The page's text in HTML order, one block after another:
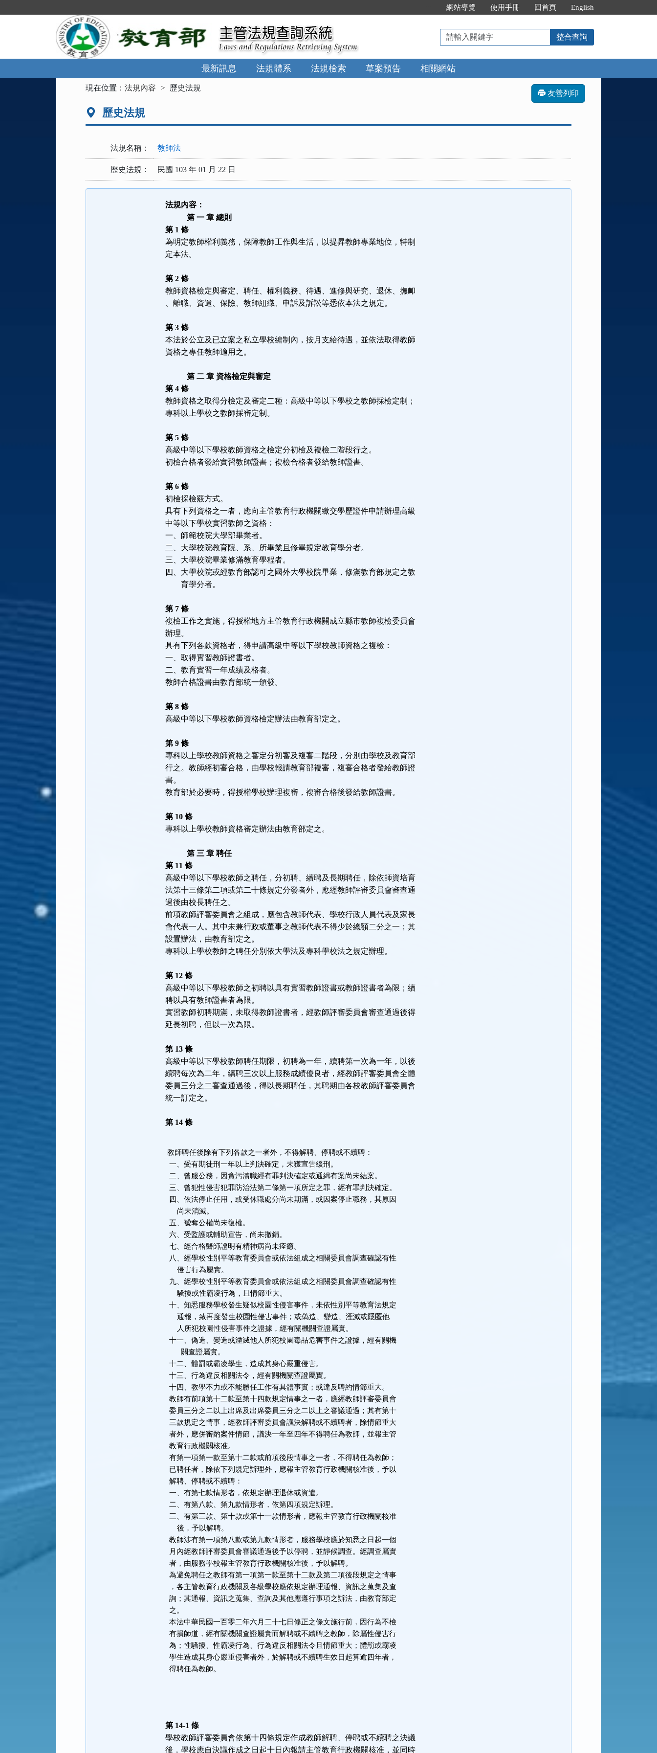
到
網站導覽 使用手冊 回首頁 English
請
輸
入
關
鍵
整合查詢
最新訊息 法規體系 法規檢索 草案預告 相關網站
現在位置：法規內容 歷史法規
友善列印
歷史法規
法規名稱： 教師法
歷史法規： 民國 103 年 01 月 22 日
法規內容：
第 一 章 總則
第 1 條
為明定教師權利義務，保障教師工作與生活，以提昇教師專業地位，特制
定本法。
第 2 條
教師資格檢定與審定、聘任、權利義務、待遇、進修與研究、退休、撫卹
、離職、資遣、保險、教師組織、申訴及訴訟等悉依本法之規定。
第 3 條
本法於公立及已立案之私立學校編制內，按月支給待遇，並依法取得教師
資格之專任教師適用之。
第 二 章 資格檢定與審定
第 4 條
教師資格之取得分檢定及審定二種：高級中等以下學校之教師採檢定制；
專科以上學校之教師採審定制。
第 5 條
高級中等以下學校教師資格之檢定分初檢及複檢二階段行之。
初檢合格者發給實習教師證書；複檢合格者發給教師證書。
第 6 條
初檢採檢覈方式。
具有下列資格之一者，應向主管教育行政機關繳交學歷證件申請辦理高級
中等以下學校實習教師之資格：
一、師範校院大學部畢業者。
二、大學校院教育院、系、所畢業且修畢規定教育學分者。
三、大學校院畢業修滿教育學程者。
四、大學校院或經教育部認可之國外大學校院畢業，修滿教育部規定之教
育學分者。
第 7 條
複檢工作之實施，得授權地方主管教育行政機關成立縣市教師複檢委員會
辦理。
具有下列各款資格者，得申請高級中等以下學校教師資格之複檢：
一、取得實習教師證書者。
二、教育實習一年成績及格者。
教師合格證書由教育部統一頒發。
第 8 條
高級中等以下學校教師資格檢定辦法由教育部定之。
第 9 條
專科以上學校教師資格之審定分初審及複審二階段，分別由學校及教育部
行之。教師經初審合格，由學校報請教育部複審，複審合格者發給教師證
書。
教育部於必要時，得授權學校辦理複審，複審合格後發給教師證書。
第 10 條
專科以上學校教師資格審定辦法由教育部定之。
第 三 章 聘任
第 11 條
高級中等以下學校教師之聘任，分初聘、續聘及長期聘任，除依師資培育
法第十三條第二項或第二十條規定分發者外，應經教師評審委員會審查通
過後由校長聘任之。
前項教師評審委員會之組成，應包含教師代表、學校行政人員代表及家長
會代表一人。其中未兼行政或董事之教師代表不得少於總額二分之一；其
設置辦法，由教育部定之。
專科以上學校教師之聘任分別依大學法及專科學校法之規定辦理。
第 12 條
高級中等以下學校教師之初聘以具有實習教師證書或教師證書者為限；續
聘以具有教師證書者為限。
實習教師初聘期滿，未取得教師證書者，經教師評審委員會審查通過後得
延長初聘，但以一次為限。
第 13 條
高級中等以下學校教師聘任期限，初聘為一年，續聘第一次為一年，以後
續聘每次為二年，續聘三次以上服務成績優良者，經教師評審委員會全體
委員三分之二審查通過後，得以長期聘任，其聘期由各校教師評審委員會
統一訂定之。
第 14 條
教師聘任後除有下列各款之一者外，不得解聘、停聘或不續聘：
  一、受有期徒刑一年以上判決確定，未獲宣告緩刑。
  六、受監護或輔助宣告，尚未撤銷。
  七、經合格醫師證明有精神病尚未痊癒。
      侵害行為屬實。
      騷擾或性霸凌行為，且情節重大。
  十、知悉服務學校發生疑似校園性侵害事件，未依性別平等教育法規定
      通報，致再度發生校園性侵害事件；或偽造、變造、湮滅或隱匿他
  十一、偽造、變造或湮滅他人所犯校園毒品危害事件之證據，經有關機
  十二、體罰或霸凌學生，造成其身心嚴重侵害。
  十三、行為違反相關法令，經有關機關查證屬實。
  十四、教學不力或不能勝任工作有具體事實；或違反聘約情節重大。
  教師有前項第十二款至第十四款規定情事之一者，應經教師評審委員會
  委員三分之二以上出席及出席委員三分之二以上之審議通過；其有第十
  者外，應併審酌案件情節，議決一年至四年不得聘任為教師，並報主管
  教育行政機關核准。
  有第一項第一款至第十二款或前項後段情事之一者，不得聘任為教師；
  解聘、停聘或不續聘：
  一、有第七款情形者，依規定辦理退休或資遣。
      後，予以解聘。
  教師涉有第一項第八款或第九款情形者，服務學校應於知悉之日起一個
  者，由服務學校報主管教育行政機關核准後，予以解聘。
  為避免聘任之教師有第一項第一款至第十二款及第二項後段規定之情事
  詢；其通報、資訊之蒐集、查詢及其他應遵行事項之辦法，由教育部定
  本法中華民國一百零二年六月二十七日修正之條文施行前，因行為不檢
  有損師道，經有關機關查證屬實而解聘或不續聘之教師，除屬性侵害行
  為；性騷擾、性霸凌行為、行為違反相關法令且情節重大；體罰或霸凌
  學生造成其身心嚴重侵害者外，於解聘或不續聘生效日起算逾四年者，
  得聘任為教師。
第 14-1 條
學校教師評審委員會依第十四條規定作成教師解聘、停聘或不續聘之決議
後，學校應自決議作成之日起十日內報請主管教育行政機關核准，並同時